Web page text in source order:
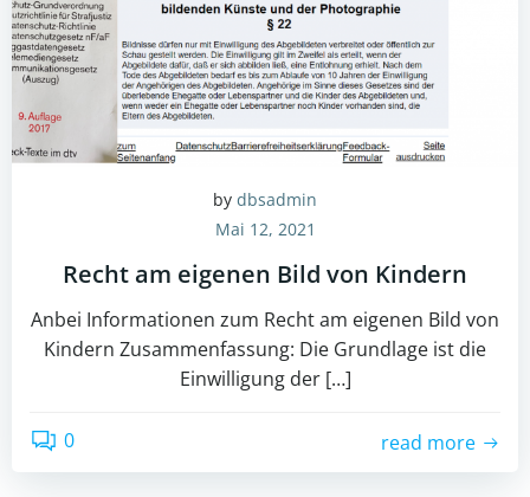
by dbsadmin
Mai 12, 2021
Recht am eigenen Bild von Kindern
Anbei Informationen zum Recht am eigenen Bild von
Kindern Zusammenfassung: Die Grundlage ist die
Einwilligung der […]
0 read more